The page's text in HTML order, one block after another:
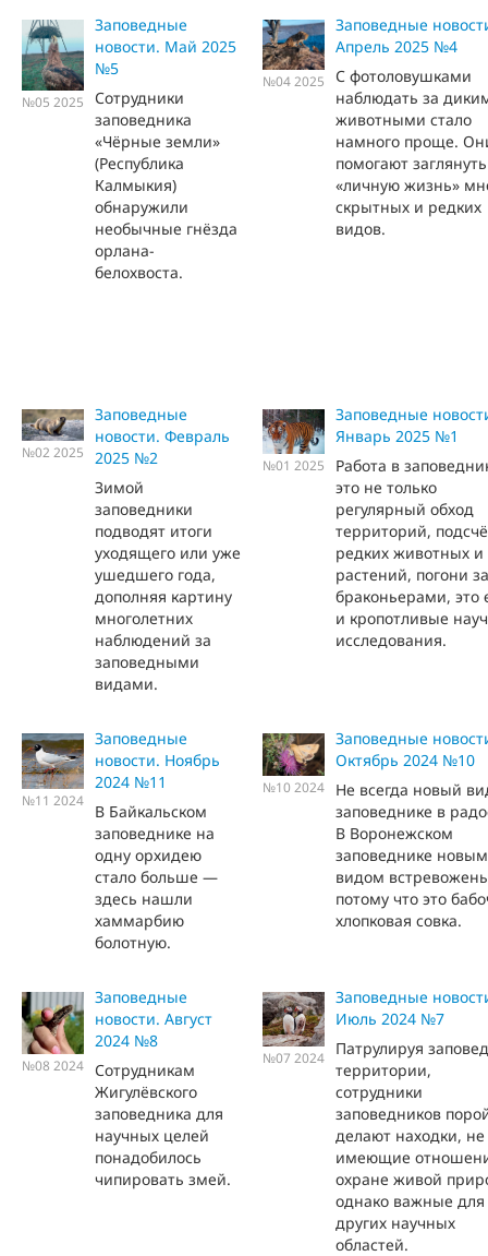
№05 2025
Заповедные
новости. Май 2025
№5
Сотрудники
заповедника
«Чёрные земли»
(Республика
Калмыкия)
обнаружили
необычные гнёзда
орлана-
белохвоста.
№04 2025
Заповедные
Апрель 2025 №4
С фотоловушками
наблюдать за
животными стало
намного проще.
помогают
«личную жизнь»
скрытных и редких
видов.
№02 2025
Заповедные
новости. Февраль
2025 №2
Зимой
заповедники
подводят итоги
уходящего или уже
ушедшего года,
дополняя картину
многолетних
наблюдений за
заповедными
видами.
№01 2025
Заповедные
Январь 2025 №1
Работа в
это не только
регулярный обход
территорий,
редких животных и
растений, погони за
браконьерами, это
и кропотливые
исследования.
№11 2024
Заповедные
новости. Ноябрь
2024 №11
В Байкальском
заповеднике на
одну орхидею
стало больше —
здесь нашли
хаммарбию
болотную.
№10 2024
Заповедные
Октябрь 2024 №10
Не всегда новый
заповеднике в
В Воронежском
заповеднике новым
видом
потому что это
хлопковая совка.
№08 2024
Заповедные
новости. Август
2024 №8
Сотрудникам
Жигулёвского
заповедника для
научных целей
понадобилось
чипировать змей.
№07 2024
Заповедные
Июль 2024 №7
Патрулируя
территории,
сотрудники
заповедников
делают находки, не
имеющие
охране живой
однако важные для
других научных
областей.